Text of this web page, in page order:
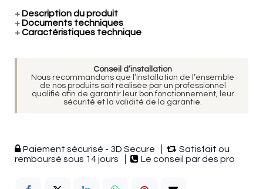
+ Description du produit
+ Documents techniques
+Caractéristiques technique
Conseil d’installation
Nous recommandons que l’installation de l’ensemble
de nos produits soit réalisée par un professionnel
qualifié afin de garantir leur bon fonctionnement, leur
sécurité et la validité de la garantie.
Paiement sécurisé - 3D Secure
Satisfait ou
remboursé sous 14 jours
Le conseil par des pro